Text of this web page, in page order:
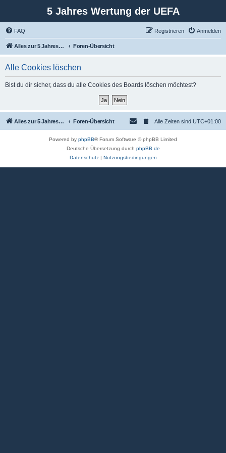
5 Jahres Wertung der UEFA
FAQ Anmelden
Registrieren
Alles zur 5 Jahreswertung / Tabelle der UEFA mit vielen Statistiken. Foren-Übersicht
Alle Cookies löschen
Bist du dir sicher, dass du alle Cookies des Boards löschen möchtest?
Alles zur 5 Jahreswertung / Tabelle der UEFA mit vielen Statistiken. Foren-Übersicht Alle Zeiten sind UTC+01:00
Powered by phpBB® Forum Software © phpBB Limited
Deutsche Übersetzung durch phpBB.de
Datenschutz| Nutzungsbedingungen